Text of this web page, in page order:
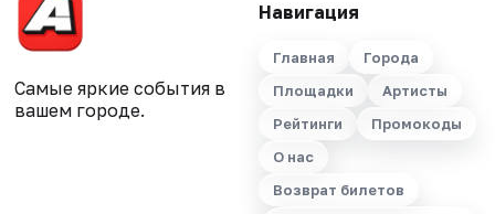
Самые яркие события в
вашем городе.
Навигация
Главная
Города
Площадки
Артисты
Рейтинги
Промокоды
О нас
Возврат билетов